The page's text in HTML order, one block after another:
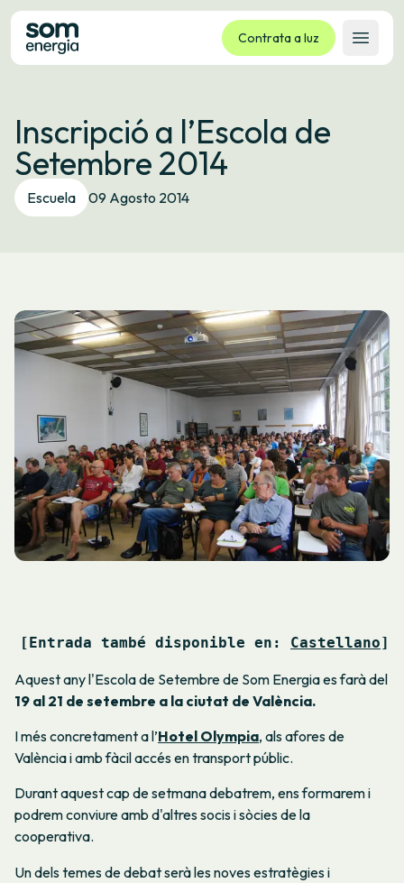
Contrata a luz
Abrir
Tarifas
Servizos
Empresas
La cooperativa
Idioma: ES CA GL EU
Inscripció a l’Escola de
Setembre 2014
Escuela 09 Agosto 2014
[Entrada també disponible en: Castellano]
Aquest any l'Escola de Setembre de Som Energia es farà del
19 al 21 de setembre a la ciutat de València.
I més concretament a l’Hotel Olympia, als afores de
València i amb fàcil accés en transport públic.
Durant aquest cap de setmana debatrem, ens formarem i
podrem conviure amb d'altres socis i sòcies de la
cooperativa.
Un dels temes de debat serà les noves estratègies i